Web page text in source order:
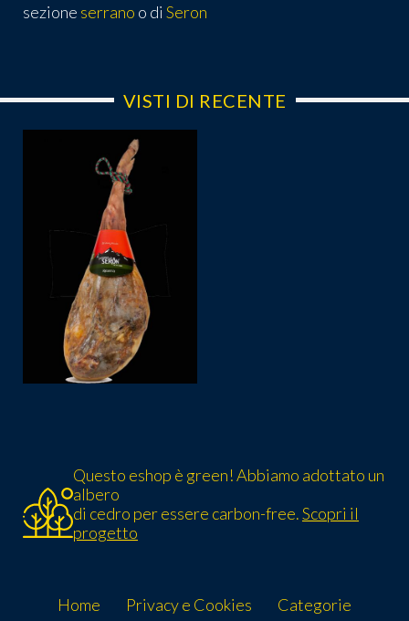
sezione serrano o di Seron
VISTI DI RECENTE
Questo eshop è green! Abbiamo adottato un
albero
di cedro per essere carbon-free.Scopri il
progetto
Home Privacy e Cookies Categorie